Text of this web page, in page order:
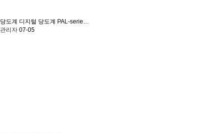
당도계 디지털 당도계 PAL-serie…
관리자 07-05